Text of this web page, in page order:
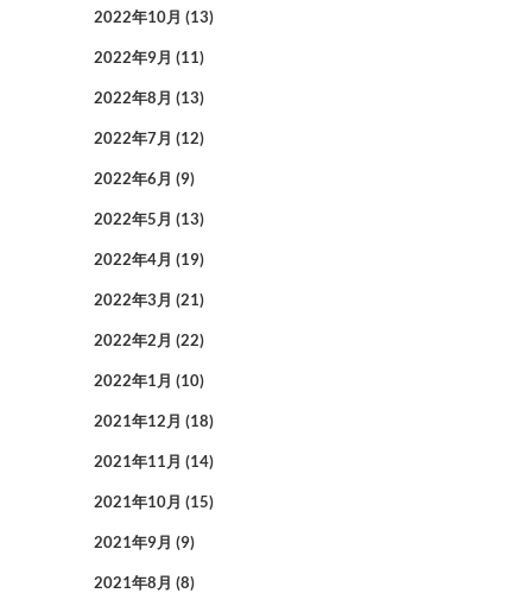
2022年10月 (13)
2022年9月 (11)
2022年8月 (13)
2022年7月 (12)
2022年6月 (9)
2022年5月 (13)
2022年4月 (19)
2022年3月 (21)
2022年2月 (22)
2022年1月 (10)
2021年12月 (18)
2021年11月 (14)
2021年10月 (15)
2021年9月 (9)
2021年8月 (8)